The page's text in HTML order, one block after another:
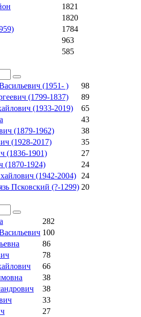
1821
1820
1784
963
585
(1951- )
98
(1799-1837)
89
(1933-2019)
65
43
(1879-1962)
38
(1928-2017)
35
(1836-1901)
27
(1870-1924)
24
(1942-2004)
24
Псковский (?-1299) 20
282
100
86
78
66
38
38
33
27